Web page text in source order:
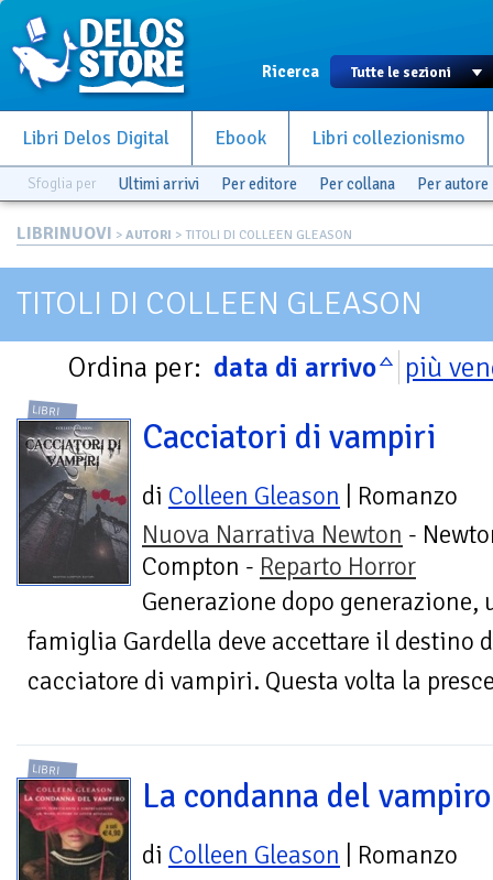
Ricerca
Libri Delos Digital Ebook Libri collezionismo
Sfoglia per Ultimi arrivi Per editore Per collana Per autore
LIBRINUOVI > AUTORI > TITOLI DI COLLEEN GLEASON
TITOLI DI COLLEEN GLEASON
Ordina per: data di arrivo più
LIBRI
Cacciatori di vampiri
di Colleen Gleason | Romanzo
Nuova Narrativa Newton -
Compton - Reparto Horror
Generazione dopo
famiglia Gardella deve accettare il destino
cacciatore di vampiri. Questa volta la
LIBRI
La condanna del vampiro
di Colleen Gleason | Romanzo